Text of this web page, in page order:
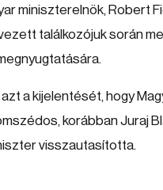
miniszterelnök, Robert
találkozójuk során
a kijelentését, hogy
korábban Juraj
visszautasította.